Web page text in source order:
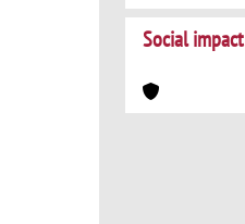
Social impact